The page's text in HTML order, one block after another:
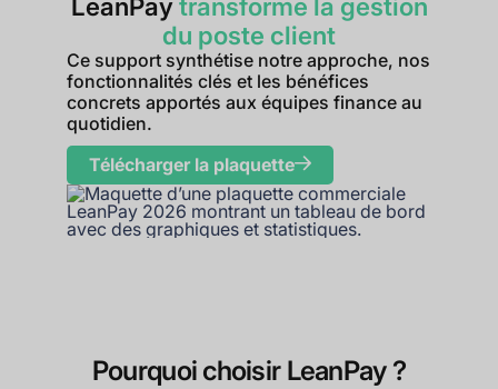
LeanPaytransforme la gestion
du poste client
Ce support synthétise notre approche, nos
fonctionnalités clés et les bénéfices
concrets apportés aux équipes finance au
quotidien.
Télécharger la plaquette
Pourquoi choisir LeanPay ?